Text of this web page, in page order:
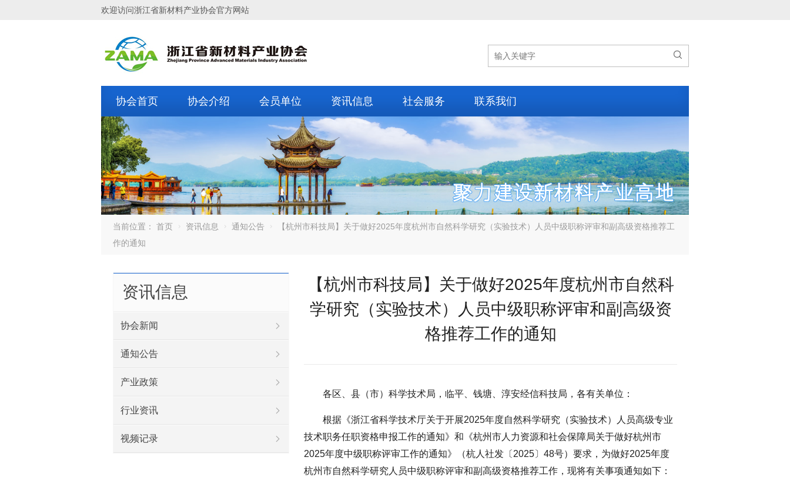
欢迎访问浙江省新材料产业协会官方网站

协会首页 协会介绍 会员单位 资讯信息 社会服务 联系我们
当前位置： 首页 资讯信息 通知公告
【杭州市科技局】关于做好2025年度杭州市自然科学研究（实验技术）人员中级职称评审和副高级资格推荐工
作的通知
【杭州市科技局】关于做好2025年度杭州市自然科
学研究（实验技术）人员中级职称评审和副高级资
格推荐工作的通知
各区、县（市）科学技术局，临平、钱塘、淳安经信科技局，各有关单位：
根据《浙江省科学技术厅关于开展2025年度自然科学研究（实验技术）人员高级专业
技术职务任职资格申报工作的通知》和《杭州市人力资源和社会保障局关于做好杭州市
2025年度中级职称评审工作的通知》（杭人社发〔2025〕48号）要求，为做好2025年度
杭州市自然科学研究人员中级职称评审和副高级资格推荐工作，现将有关事项通知如下：
资讯信息
协会新闻
通知公告
产业政策
行业资讯
视频记录